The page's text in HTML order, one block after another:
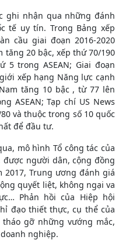
ghi nhận qua những đánh
tế uy tín. Trong Bảng xếp
cầu giai đoạn 2016-2020
tăng 20 bậc, xếp thứ 70/190
trong ASEAN; Giai đoạn
xếp hạng Năng lực cạnh
tăng 10 bậc , từ 77 lên
ASEAN; Tạp chí US News
và thuộc trong số 10 quốc
để đầu tư.
mô hình Tổ công tác của
người dân, cộng đồng
2017, Trung ương đánh giá
quyết liệt, không ngại va
Phản hồi của Hiệp hội
đạo thiết thực, cụ thể của
gỡ những vướng mắc,
nghiệp.